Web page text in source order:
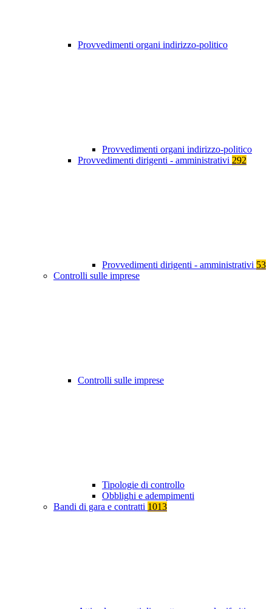
Provvedimenti organi indirizzo-politico
Provvedimenti organi indirizzo-politico
Provvedimenti dirigenti - amministrativi 292
Provvedimenti dirigenti - amministrativi 53
Controlli sulle imprese
Controlli sulle imprese
Tipologie di controllo
Obblighi e adempimenti
Bandi di gara e contratti 1013